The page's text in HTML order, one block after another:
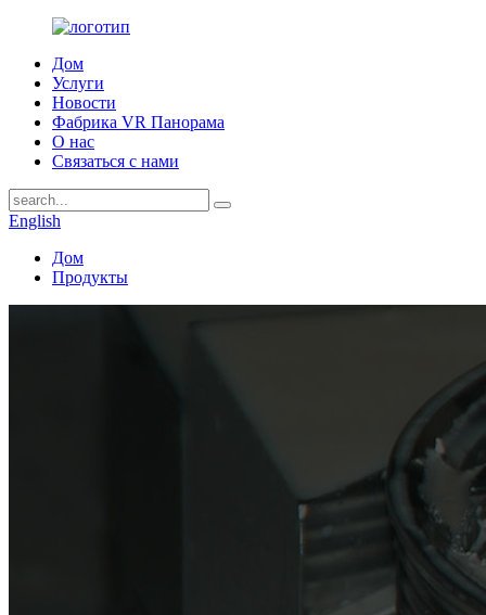
Дом
Услуги
Новости
Фабрика VR Панорама
О нас
Связаться с нами
English
Дом
Продукты